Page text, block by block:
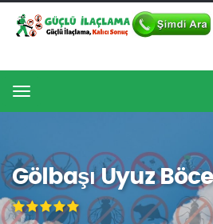
Menu
Gölbaşı Uyuz